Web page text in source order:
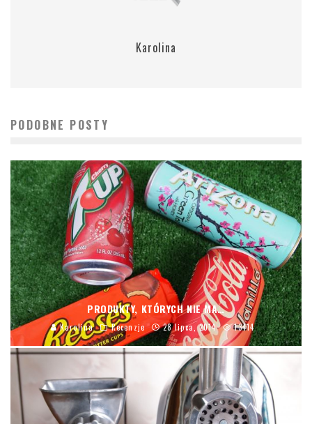
Karolina
PODOBNE POSTY
PRODUKTY, KTÓRYCH NIE MA…
Karolina Recenzje 28 lipca, 2014 13414